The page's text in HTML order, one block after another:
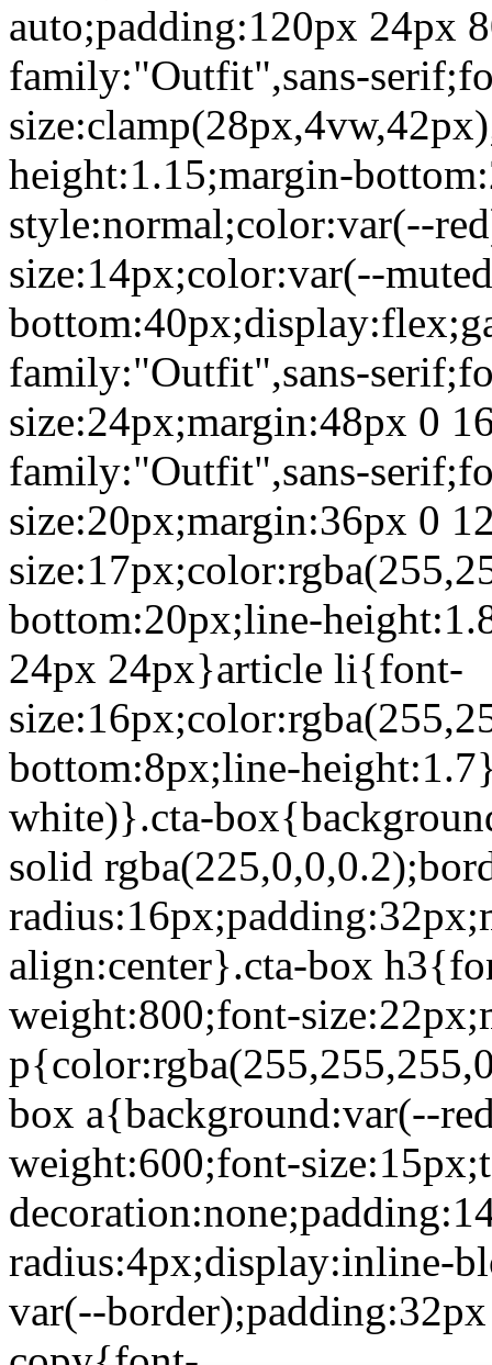
auto;padding:120px 24px
family:"Outfit",sans-
height:1.15;margin-
style:normal;color:var(--
size:14px;color:var(--
family:"Outfit",sans-
size:24px;margin:48px 0
family:"Outfit",sans-
size:20px;margin:36px 0
bottom:20px;line-
24px 24px}article li{font-
bottom:8px;line-
white)}.cta-
solid
align:center}.cta-box
weight:800;font-
box a{background:var(--
weight:600;font-
radius:4px;display:inline-
var(--